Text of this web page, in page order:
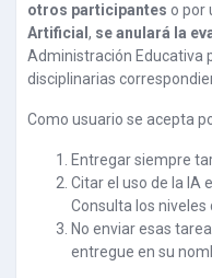
otros participantes o por
Artificial , se anulará la
Administración Educativa
disciplinarias
Como usuario se acepta
Entregar siempre
Citar el uso de la IA
Consulta los niveles
No enviar esas
entregue en su